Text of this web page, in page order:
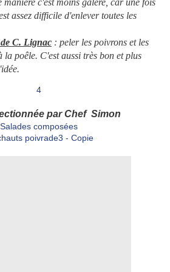
manière c'est moins galère, car une fois
assez difficile d'enlever toutes les
C. Lignac : peler les poivrons et les
la poêle. C'est aussi très bon et plus
par Chef Simon